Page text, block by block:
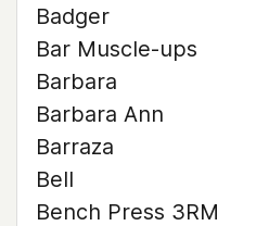
Badger
Bar Muscle-ups
Barbara
Barbara Ann
Barraza
Bell
Bench Press 3RM